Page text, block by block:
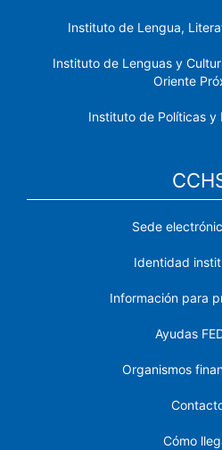
Instituto de Lengua,
Instituto de Lenguas y
Oriente
Instituto de Políticas y
Sede
Identidad
Información para
Ayudas
Organismos
Cómo